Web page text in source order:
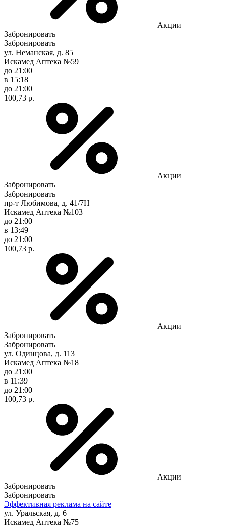
Акции
Забронировать
Забронировать
ул. Неманская, д. 85
Искамед Аптека №59
до 21:00
в 15:18
до 21:00
100,73 р.
Акции
Забронировать
Забронировать
пр-т Любимова, д. 41/7Н
Искамед Аптека №103
до 21:00
в 13:49
до 21:00
100,73 р.
Акции
Забронировать
Забронировать
ул. Одинцова, д. 113
Искамед Аптека №18
до 21:00
в 11:39
до 21:00
100,73 р.
Акции
Забронировать
Забронировать
Эффективная реклама на сайте
ул. Уральская, д. 6
Искамед Аптека №75